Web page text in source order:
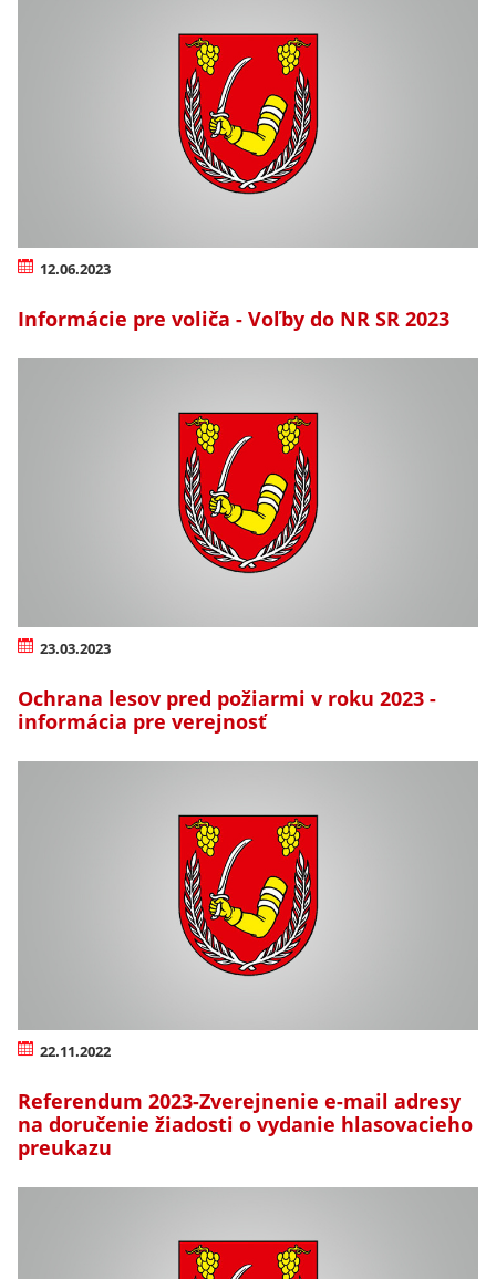
12.06.2023
Informácie pre voliča - Voľby do NR SR 2023
23.03.2023
Ochrana lesov pred požiarmi v roku 2023 -
informácia pre verejnosť
22.11.2022
Referendum 2023-Zverejnenie e-mail adresy
na doručenie žiadosti o vydanie hlasovacieho
preukazu